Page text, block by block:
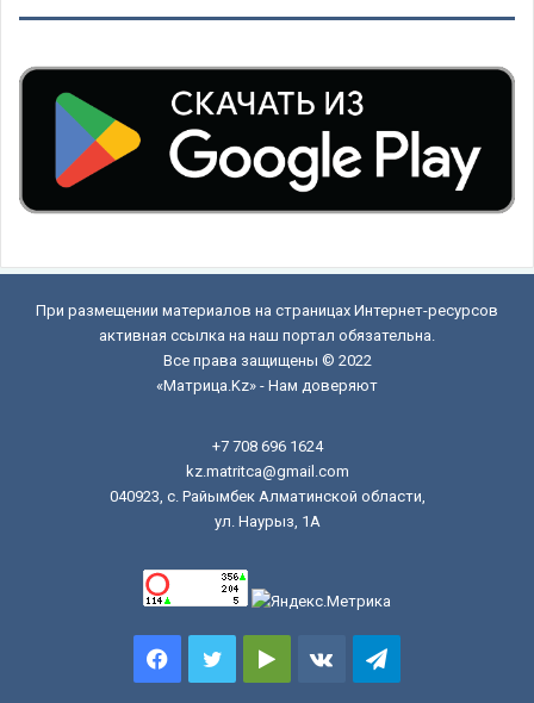
При размещении материалов на страницах Интернет-ресурсов
активная ссылка на наш портал обязательна.
Все права защищены © 2022
«Матрица.Kz» - Нам доверяют
+7 708 696 1624
kz.matritca@gmail.com
040923, с. Райымбек Алматинской области,
ул. Наурыз, 1А
FacebookTwitterGoogle vk.comTelegram